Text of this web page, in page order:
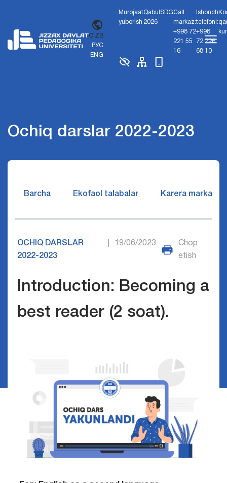
O'ZB
РУС
ENG
Murojaat
yuborish
Qabul
2026
SDGCall
markaz:
+998 72
221 55
16
Ishonch
telefoni:
+998
72 226
68 10
Ochiq darslar 2022-2023
Barcha Ekofaol talabalar Karera markazi
OCHIQ DARSLAR
2022-2023
19/06/2023
Chop
etish
Introduction: Becoming a
best reader (2 soat).